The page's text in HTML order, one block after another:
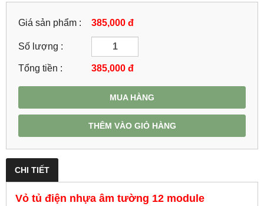
Giá sản phẩm : 385,000 đ
Số lượng :
Tổng tiền : 385,000 đ
MUA HÀNG
THÊM VÀO GIỎ HÀNG
CHI TIẾT
Vỏ tủ điện nhựa âm tường 12 module